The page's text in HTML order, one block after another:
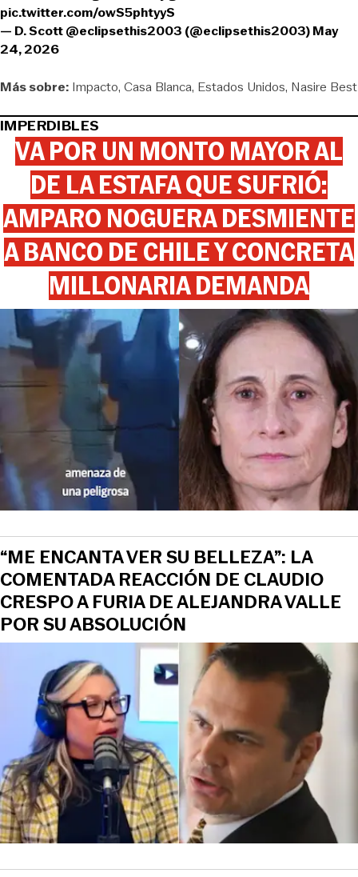
pic.twitter.com/owS5phtyyS
— D. Scott @eclipsethis2003 (@eclipsethis2003)May
24, 2026
Más sobre: Impacto Casa Blanca Estados Unidos Nasire Best
IMPERDIBLES
VA POR UN MONTO MAYOR AL
DE LA ESTAFA QUE SUFRIÓ:
AMPARO NOGUERA DESMIENTE
A BANCO DE CHILE Y CONCRETA
MILLONARIA DEMANDA
“ME ENCANTA VER SU BELLEZA”: LA
COMENTADA REACCIÓN DE CLAUDIO
CRESPO A FURIA DE ALEJANDRA VALLE
POR SU ABSOLUCIÓN